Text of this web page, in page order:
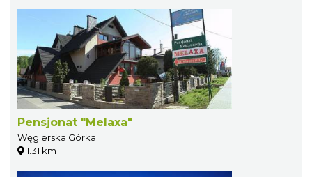
Pensjonat "Melaxa"
Węgierska Górka
1.31 km